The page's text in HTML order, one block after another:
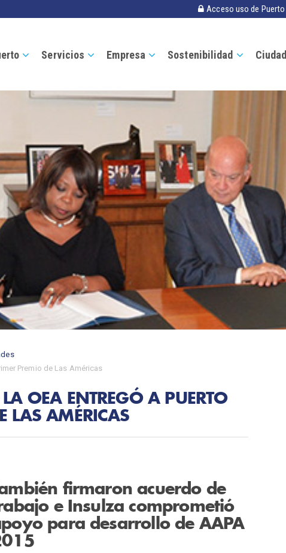
Acceso uso de Puerto
Servicios Empresa Sostenibilidad Ciudad
Premio de Las Américas
OEA ENTREGÓ A PUERTO
LAS AMÉRICAS
firmaron acuerdo de
e Insulza comprometió
para desarrollo de AAPA